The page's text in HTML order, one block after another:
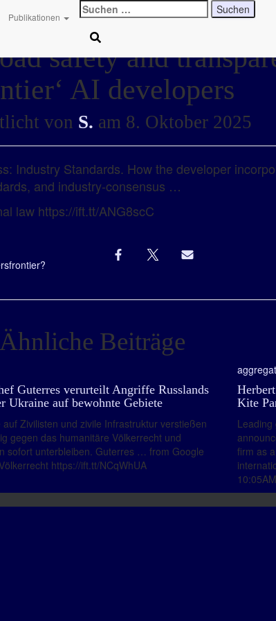
Publikationen
Suchen
nach:
safety and
AI developers
von S. am 8. Oktober 2025
Industry Standards. How the developer
and industry-consensus …
law https://ift.tt/ANG8scC
frontier?
Ähnliche Beiträge
Guterres verurteilt Angriffe Russlands
Ukraine auf bewohnte Gebiete
auf Zivilisten und zivile Infrastruktur verstießen
gegen das humanitäre Völkerrecht und
sofort unterbleiben. Guterres … from Google
https://ift.tt/NCqWhUA
Kite
Leading
firm as
10:05AM